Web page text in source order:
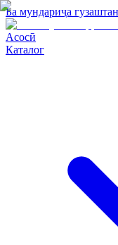
Ба мундариҷа гузаштан
Асосӣ
Каталог